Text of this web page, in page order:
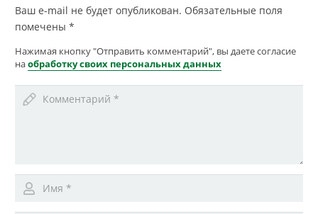
Ваш e-mail не будет опубликован. Обязательные поля
помечены *
Нажимая кнопку "Отправить комментарий", вы даете согласие
наобработку своих персональных данных